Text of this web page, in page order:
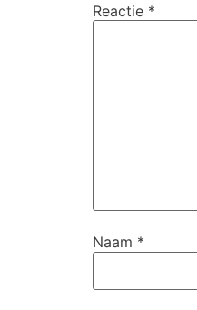
Reactie *
Naam *